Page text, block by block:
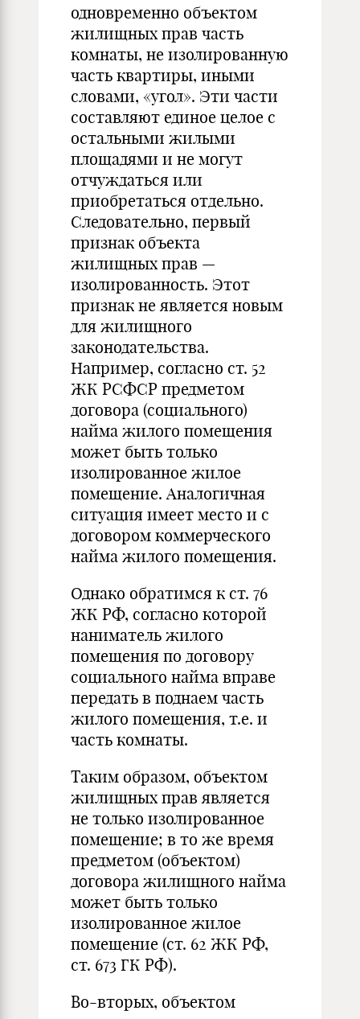
одновременно объектом
жилищных прав часть
комнаты, не изолированную
часть квартиры, иными
словами, «угол». Эти части
составляют единое целое с
остальными жилыми
площадями и не могут
отчуждаться или
приобретаться отдельно.
Следовательно, первый
признак объекта
жилищных прав —
изолированность. Этот
признак не является новым
для жилищного
законодательства.
Например, согласно ст. 52
ЖК РСФСР предметом
договора (социального)
найма жилого помещения
может быть только
изолированное жилое
помещение. Аналогичная
ситуация имеет место и с
договором коммерческого
найма жилого помещения.
Однако обратимся к ст. 76
ЖК РФ, согласно которой
наниматель жилого
помещения по договору
социального найма вправе
передать в поднаем часть
жилого помещения, т.е. и
часть комнаты.
Таким образом, объектом
жилищных прав является
не только изолированное
помещение; в то же время
предметом (объектом)
договора жилищного найма
может быть только
изолированное жилое
помещение (ст. 62 ЖК РФ,
ст. 673 ГК РФ).
Во-вторых, объектом